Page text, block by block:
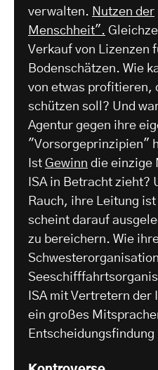
verwalten. Nutzen der
Menschheit".
Verkauf von Lizenzen
Bodenschätzen. Wie
von etwas profitieren,
schützen soll? Und
Agentur gegen ihre
"Vorsorgeprinzipien"
Ist Gewinn die einzige
ISA in Betracht zieht?
Rauch, ihre Leitung
scheint darauf
zu bereichern. Wie
ISA mit Vertretern
ein großes
Entscheidungsfindung